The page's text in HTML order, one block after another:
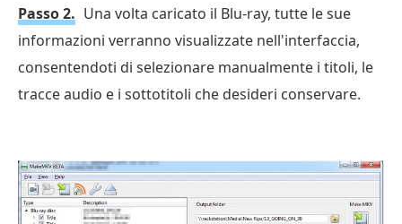
Passo 2. Una volta caricato il Blu-ray, tutte le sue
informazioni verranno visualizzate nell'interfaccia,
consentendoti di selezionare manualmente i titoli, le
tracce audio e i sottotitoli che desideri conservare.